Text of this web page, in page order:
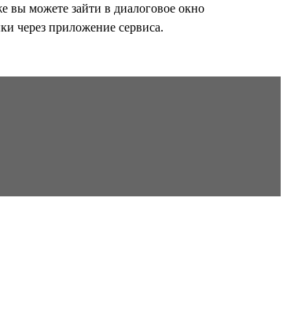
вы можете зайти в диалоговое окно
через приложение сервиса.